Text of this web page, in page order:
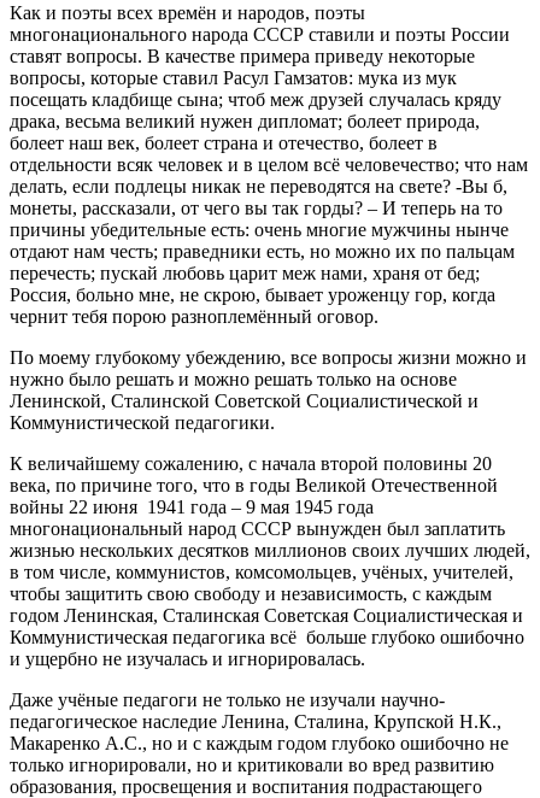
Как и поэты всех времён и народов, поэты
многонационального народа СССР ставили и поэты России
ставят вопросы. В качестве примера приведу некоторые
вопросы, которые ставил Расул Гамзатов: мука из мук
посещать кладбище сына; чтоб меж друзей случалась кряду
драка, весьма великий нужен дипломат; болеет природа,
болеет наш век, болеет страна и отечество, болеет в
отдельности всяк человек и в целом всё человечество; что нам
делать, если подлецы никак не переводятся на свете? -Вы б,
монеты, рассказали, от чего вы так горды? – И теперь на то
причины убедительные есть: очень многие мужчины нынче
отдают нам честь; праведники есть, но можно их по пальцам
перечесть; пускай любовь царит меж нами, храня от бед;
Россия, больно мне, не скрою, бывает уроженцу гор, когда
чернит тебя порою разноплемённый оговор.
По моему глубокому убеждению, все вопросы жизни можно и
нужно было решать и можно решать только на основе
Ленинской, Сталинской Советской Социалистической и
Коммунистической педагогики.
К величайшему сожалению, с начала второй половины 20
века, по причине того, что в годы Великой Отечественной
войны 22 июня 1941 года – 9 мая 1945 года
многонациональный народ СССР вынужден был заплатить
жизнью нескольких десятков миллионов своих лучших людей,
в том числе, коммунистов, комсомольцев, учёных, учителей,
чтобы защитить свою свободу и независимость, с каждым
годом Ленинская, Сталинская Советская Социалистическая и
Коммунистическая педагогика всё больше глубоко ошибочно
и ущербно не изучалась и игнорировалась.
Даже учёные педагоги не только не изучали научно-
педагогическое наследие Ленина, Сталина, Крупской Н.К.,
Макаренко А.С., но и с каждым годом глубоко ошибочно не
только игнорировали, но и критиковали во вред развитию
образования, просвещения и воспитания подрастающего